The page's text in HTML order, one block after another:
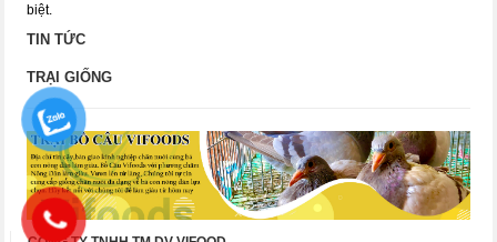
biệt.
TIN TỨC
TRẠI GIỐNG